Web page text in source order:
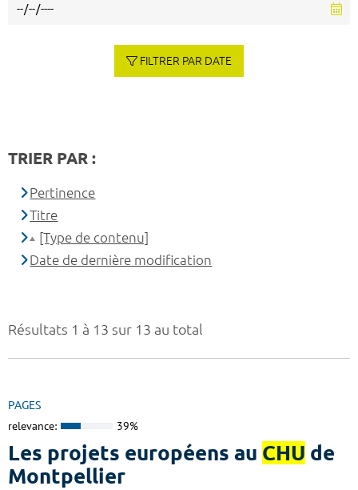
Résultats 1 à 13 sur 13 au total
PAGES
relevance: 39%
Les projets européens au CHU de
Montpellier
FILTRER PAR DATE
TRIER PAR :
Pertinence
Titre
[Type de contenu]
Date de dernière modification